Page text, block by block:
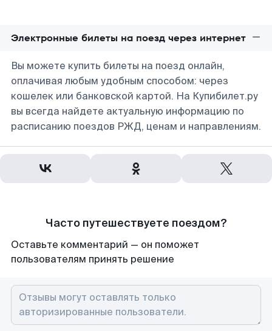
Электронные билеты на поезд через интернет
Вы можете купить билеты на поезд онлайн,
оплачивая любым удобным способом: через
кошелек или банковской картой. На Купибилет.ру
вы всегда найдете актуальную информацию по
расписанию поездов РЖД, ценам и направлениям.
Часто путешествуете поездом?
Оставьте комментарий — он поможет
пользователям принять решение